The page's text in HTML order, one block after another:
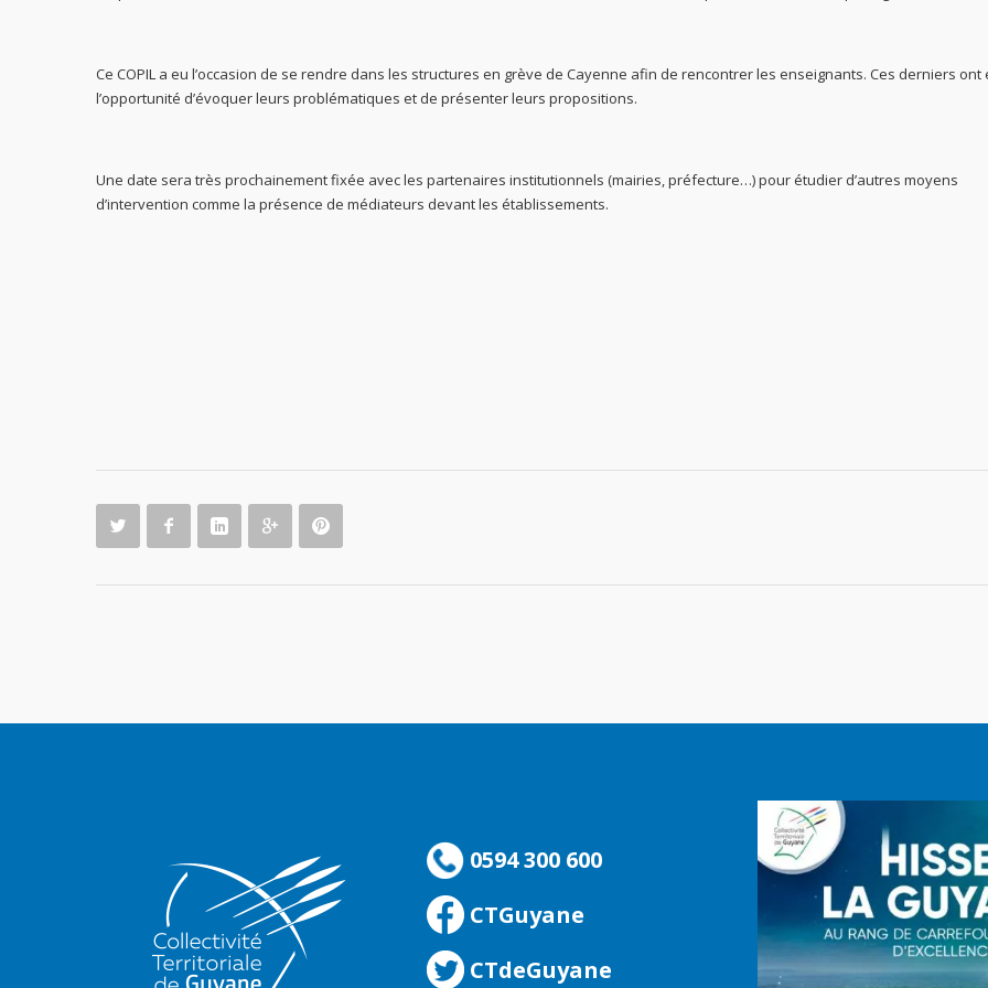
Ce COPIL a eu l’occasion de se rendre dans les structures en grève de Cayenne afin de rencontrer les enseignants. Ces derniers ont
l’opportunité d’évoquer leurs problématiques et de présenter leurs propositions.
Une date sera très prochainement fixée avec les partenaires institutionnels (mairies, préfecture…) pour étudier d’autres moyens
d’intervention comme la présence de médiateurs devant les établissements.
0594 300 600
CTGuyane
CTdeGuyane